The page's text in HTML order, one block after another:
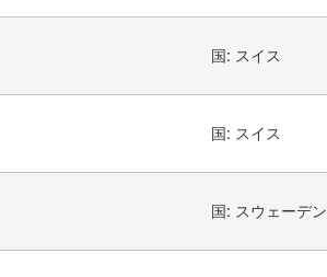
国: スイス
国: スイス
国: スウェーデン